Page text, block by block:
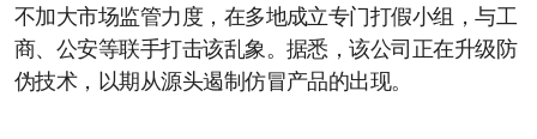
不加大市场监管力度，在多地成立专门打假小组，与工
商、公安等联手打击该乱象。据悉，该公司正在升级防
伪技术，以期从源头遏制仿冒产品的出现。